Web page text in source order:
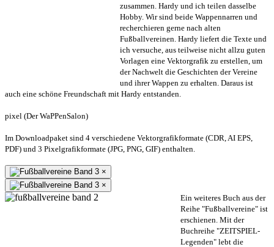
zusammen. Hardy und ich teilen dasselbe
Hobby. Wir sind beide Wappennarren und
recherchieren gerne nach alten
Fußballvereinen. Hardy liefert die Texte und
ich versuche, aus teilweise nicht allzu guten
Vorlagen eine Vektorgrafik zu erstellen, um
der Nachwelt die Geschichten der Vereine
und ihrer Wappen zu erhalten. Daraus ist
auch eine schöne Freundschaft mit Hardy entstanden.
pixel (Der WaPPenSalon)
Im Downloadpaket sind 4 verschiedene Vektorgrafikformate (CDR, AI EPS,
PDF) und 3 Pixelgrafikformate (JPG, PNG, GIF) enthalten.
×
×
Ein weiteres Buch aus der
Reihe "Fußballvereine" ist
erschienen. Mit der
Buchreihe "ZEITSPIEL-
Legenden" lebt die